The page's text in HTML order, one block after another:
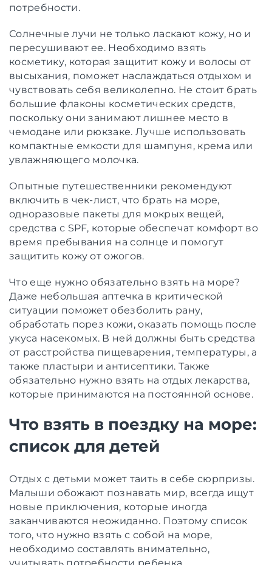
потребности.
Солнечные лучи не только ласкают кожу, но и
пересушивают ее. Необходимо взять
косметику, которая защитит кожу и волосы от
высыхания, поможет наслаждаться отдыхом и
чувствовать себя великолепно. Не стоит брать
большие флаконы косметических средств,
поскольку они занимают лишнее место в
чемодане или рюкзаке. Лучше использовать
компактные емкости для шампуня, крема или
увлажняющего молочка.
Опытные путешественники рекомендуют
включить в чек-лист, что брать на море,
одноразовые пакеты для мокрых вещей,
средства с SPF, которые обеспечат комфорт во
время пребывания на солнце и помогут
защитить кожу от ожогов.
Что еще нужно обязательно взять на море?
Даже небольшая аптечка в критической
ситуации поможет обезболить рану,
обработать порез кожи, оказать помощь после
укуса насекомых. В ней должны быть средства
от расстройства пищеварения, температуры, а
также пластыри и антисептики. Также
обязательно нужно взять на отдых лекарства,
которые принимаются на постоянной основе.
Что взять в поездку на море:
список для детей
Отдых с детьми может таить в себе сюрпризы.
Малыши обожают познавать мир, всегда ищут
новые приключения, которые иногда
заканчиваются неожиданно. Поэтому список
того, что нужно взять с собой на море,
необходимо составлять внимательно,